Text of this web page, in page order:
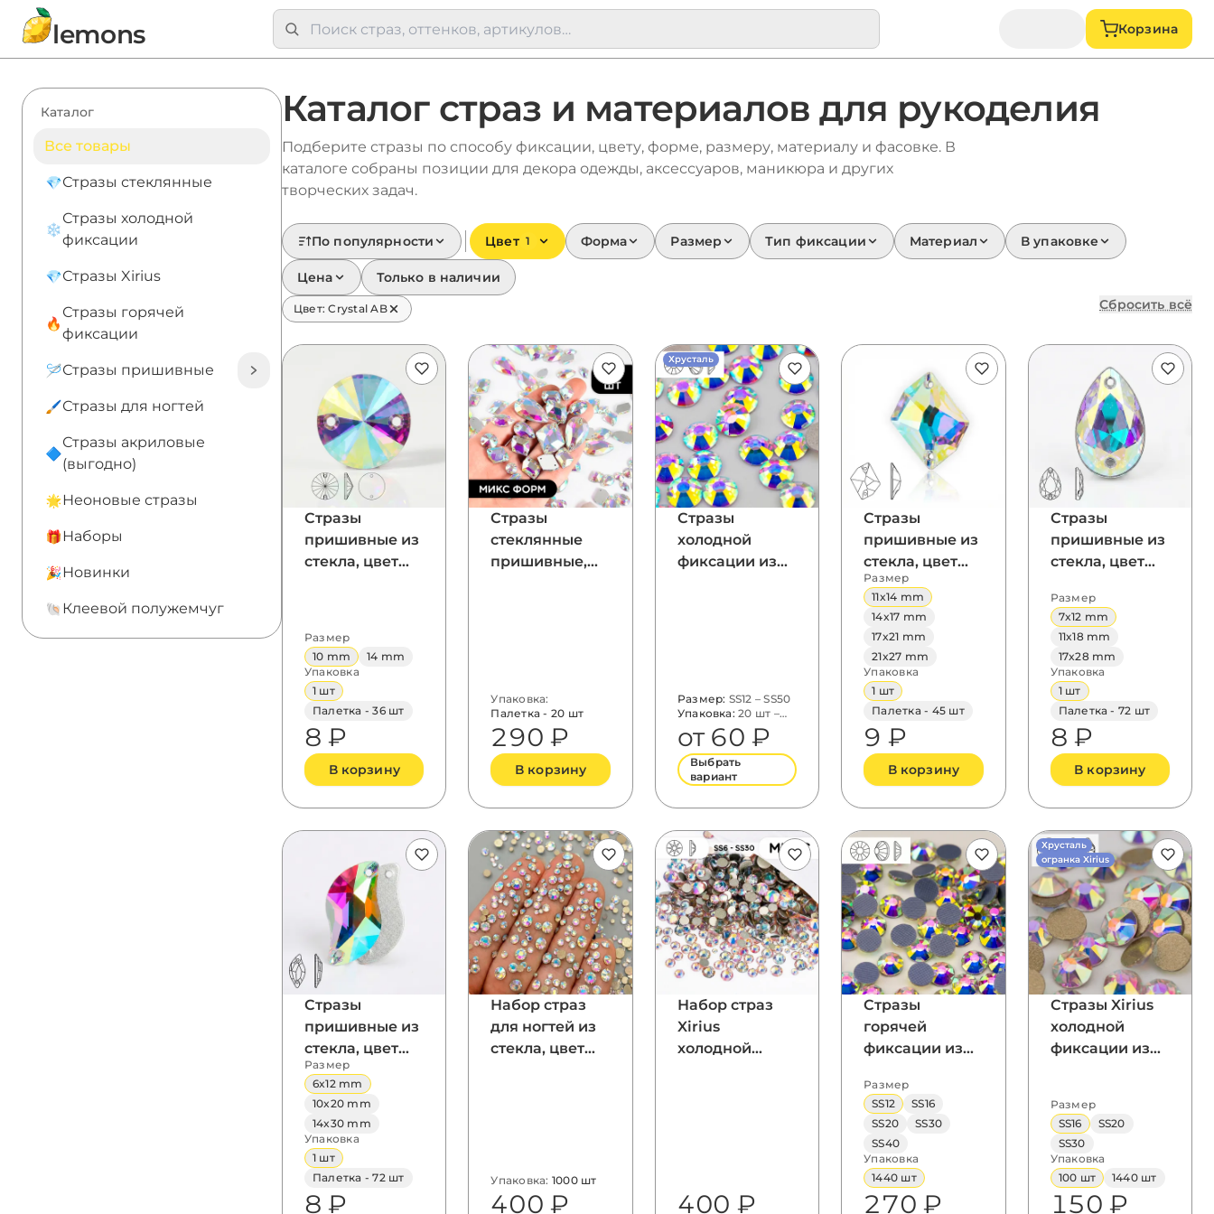
lemons Корзина
Каталог
Все товары
Стразы стеклянные
Стразы холодной
фиксации
Стразы Xirius
Стразы горячей
фиксации
Стразы пришивные
Стразы для ногтей
Стразы акриловые
(выгодно)
Неоновые стразы
Наборы
Новинки
Клеевой полужемчуг
Каталог страз и материалов для рукоделия
Подберите стразы по способу фиксации, цвету, форме, размеру, материалу и фасовке. В
каталоге собраны позиции для декора одежды, аксессуаров, маникюра и других
творческих задач.
По популярности Цвет 1 Форма Размер Тип фиксации Материал В упаковке
Цена Только в наличии
Цвет: Crystal AB Сбросить всё
Стразы
пришивные из
стекла, цвет
Размер
10 mm
14 mm
Упаковка
1 шт
Палетка - 36 шт
8 ₽
В корзину
Стразы
стеклянные
пришивные,
Упаковка:
Палетка - 20 шт
290 ₽
В корзину
Хрусталь
Стразы
холодной
фиксации из
Размер: SS12 – SS50
Упаковка: 20 шт –
1440 шт
от 60 ₽
Выбрать
вариант
Стразы
пришивные из
стекла, цвет
Crystal AB,
форма Cosmic
Размер
11x14 mm
14x17 mm
17x21 mm
21x27 mm
Упаковка
1 шт
Палетка - 45 шт
9 ₽
В корзину
Стразы
пришивные из
стекла, цвет
форма
Teardrop / Pear
Размер
7x12 mm
11x18 mm
17x28 mm
Упаковка
1 шт
Палетка - 72 шт
8 ₽
В корзину
Стразы
пришивные из
стекла, цвет
Crystal AB,
форма Laconic
Размер
6x12 mm
10x20 mm
14x30 mm
Упаковка
1 шт
Палетка - 72 шт
8 ₽
Набор страз
для ногтей из
стекла, цвет
Упаковка: 1000 шт
400 ₽
Набор страз
Xirius
холодной
400 ₽
Стразы
горячей
фиксации из
Crystal AB,
форма
Размер
SS12
SS16
SS20
SS30
SS40
Упаковка
1440 шт
270 ₽
Хрусталь
огранка Xirius
Стразы Xirius
холодной
фиксации из
Размер
SS16
SS20
SS30
Упаковка
100 шт
1440 шт
150 ₽